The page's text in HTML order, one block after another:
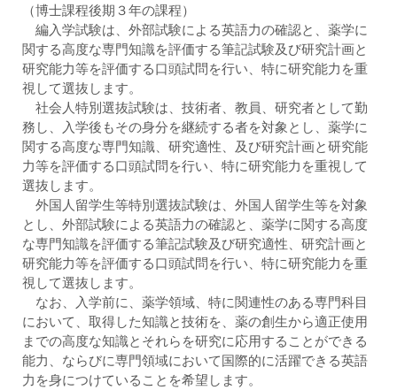
（博士課程後期３年の課程）
編入学試験は、外部試験による英語力の確認と、薬学に
関する高度な専門知識を評価する筆記試験及び研究計画と
研究能力等を評価する口頭試問を行い、特に研究能力を重
視して選抜します。
社会人特別選抜試験は、技術者、教員、研究者として勤
務し、入学後もその身分を継続する者を対象とし、薬学に
関する高度な専門知識、研究適性、及び研究計画と研究能
力等を評価する口頭試問を行い、特に研究能力を重視して
選抜します。
外国人留学生等特別選抜試験は、外国人留学生等を対象
とし、外部試験による英語力の確認と、薬学に関する高度
な専門知識を評価する筆記試験及び研究適性、研究計画と
研究能力等を評価する口頭試問を行い、特に研究能力を重
視して選抜します。
なお、入学前に、薬学領域、特に関連性のある専門科目
において、取得した知識と技術を、薬の創生から適正使用
までの高度な知識とそれらを研究に応用することができる
能力、ならびに専門領域において国際的に活躍できる英語
力を身につけていることを希望します。